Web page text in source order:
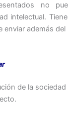
no
intelectual.
enviar además
de la sociedad